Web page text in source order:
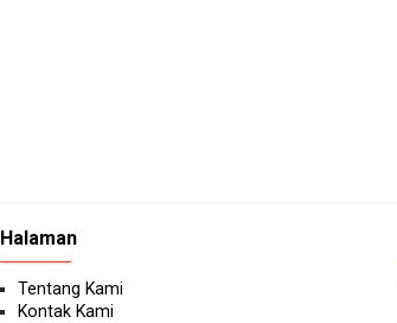
Halaman
Tentang Kami
Kontak Kami